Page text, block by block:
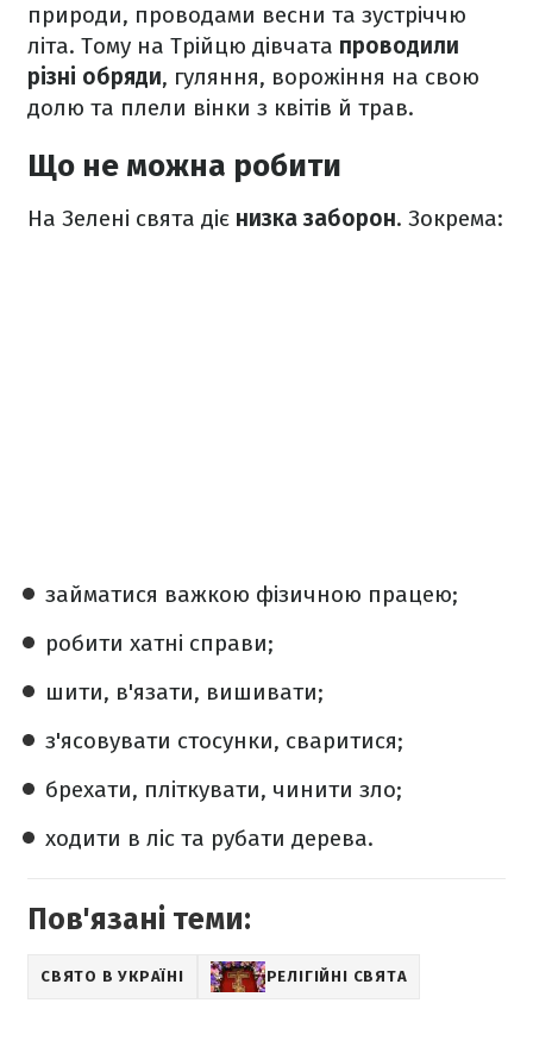
природи, проводами весни та зустріччю
літа. Тому на Трійцю дівчата проводили
різні обряди, гуляння, ворожіння на свою
долю та плели вінки з квітів й трав.
Що не можна робити
На Зелені свята діє низка заборон. Зокрема:
займатися важкою фізичною працею;
робити хатні справи;
шити, в'язати, вишивати;
з'ясовувати стосунки, сваритися;
брехати, пліткувати, чинити зло;
ходити в ліс та рубати дерева.
Пов'язані теми:
СВЯТО В УКРАЇНІ РЕЛІГІЙНІ СВЯТА